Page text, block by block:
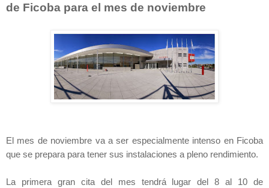
de Ficoba para el mes de noviembre
El mes de noviembre va a ser especialmente intenso en Ficoba
que se prepara para tener sus instalaciones a pleno rendimiento.
La primera gran cita del mes tendrá lugar del 8 al 10 de